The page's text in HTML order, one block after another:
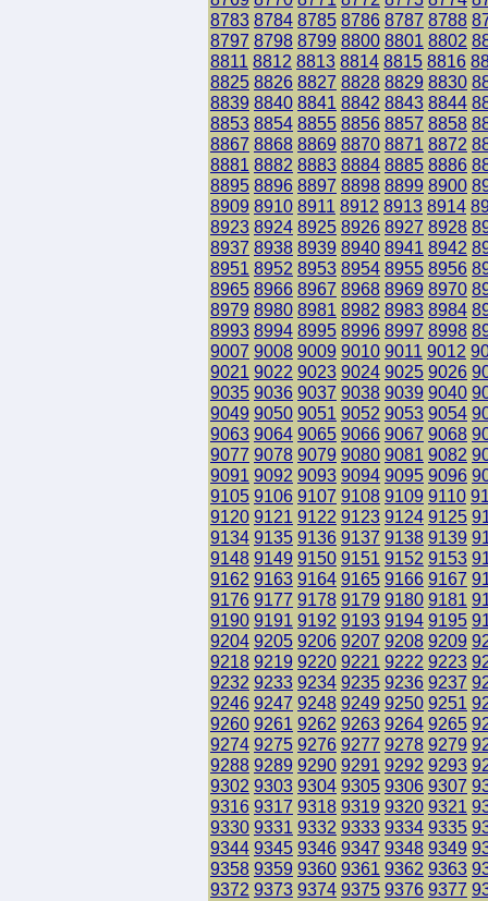
8783 8784 8785 8786 8787 8788
8797 8798 8799 8800 8801 8802
8811 8812 8813 8814 8815 8816
8825 8826 8827 8828 8829 8830
8839 8840 8841 8842 8843 8844
8853 8854 8855 8856 8857 8858
8867 8868 8869 8870 8871 8872
8881 8882 8883 8884 8885 8886
8895 8896 8897 8898 8899 8900
8909 8910 8911 8912 8913 8914
8923 8924 8925 8926 8927 8928
8937 8938 8939 8940 8941 8942
8951 8952 8953 8954 8955 8956
8965 8966 8967 8968 8969 8970
8979 8980 8981 8982 8983 8984
8993 8994 8995 8996 8997 8998
9007 9008 9009 9010 9011 9012
9021 9022 9023 9024 9025 9026
9035 9036 9037 9038 9039 9040
9049 9050 9051 9052 9053 9054
9063 9064 9065 9066 9067 9068
9077 9078 9079 9080 9081 9082
9091 9092 9093 9094 9095 9096
9105 9106 9107 9108 9109 9110
9120 9121 9122 9123 9124 9125
9134 9135 9136 9137 9138 9139
9148 9149 9150 9151 9152 9153
9162 9163 9164 9165 9166 9167
9176 9177 9178 9179 9180 9181
9190 9191 9192 9193 9194 9195
9204 9205 9206 9207 9208 9209
9218 9219 9220 9221 9222 9223
9232 9233 9234 9235 9236 9237
9246 9247 9248 9249 9250 9251
9260 9261 9262 9263 9264 9265
9274 9275 9276 9277 9278 9279
9288 9289 9290 9291 9292 9293
9302 9303 9304 9305 9306 9307
9316 9317 9318 9319 9320 9321
9330 9331 9332 9333 9334 9335
9344 9345 9346 9347 9348 9349
9358 9359 9360 9361 9362 9363
9372 9373 9374 9375 9376 9377